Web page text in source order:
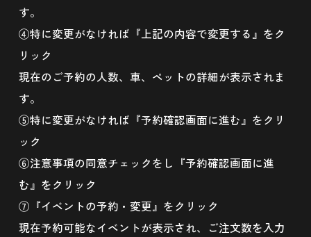
す。
④特に変更がなければ『上記の内容で変更する』をク
リック
現在のご予約の人数、車、ペットの詳細が表示されま
す。
⑤特に変更がなければ『予約確認画面に進む』をクリ
ック
⑥注意事項の同意チェックをし『予約確認画面に進
む』をクリック
⑦『イベントの予約・変更』をクリック
現在予約可能なイベントが表示され、ご注文数を入力